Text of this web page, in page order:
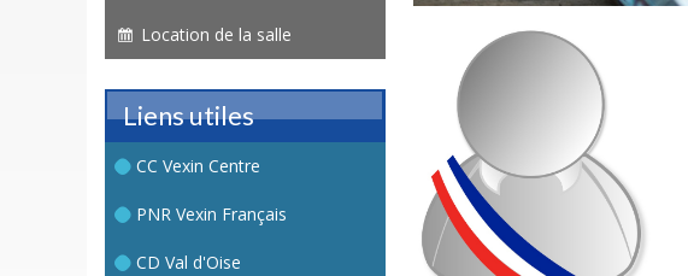
Location de la salle
Liens utiles
CC Vexin Centre
PNR Vexin Français
CD Val d'Oise